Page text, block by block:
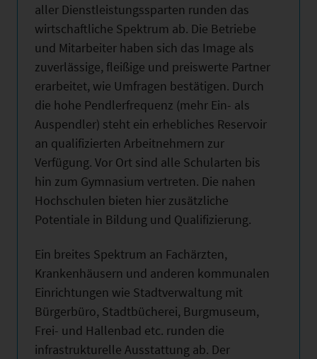
aller Dienstleistungssparten runden das
wirtschaftliche Spektrum ab. Die Betriebe
und Mitarbeiter haben sich das Image als
zuverlässige, fleißige und preiswerte Partner
erarbeitet, wie Umfragen bestätigen. Durch
die hohe Pendlerfrequenz (mehr Ein- als
Auspendler) steht ein erhebliches Reservoir
an qualifizierten Arbeitnehmern zur
Verfügung. Vor Ort sind alle Schularten bis
hin zum Gymnasium vertreten. Die nahen
Hochschulen bieten hier zusätzliche
Potentiale in Bildung und Qualifizierung.
Ein breites Spektrum an Fachärzten,
Krankenhäusern und anderen kommunalen
Einrichtungen wie Stadtverwaltung mit
Bürgerbüro, Stadtbücherei, Burgmuseum,
Frei- und Hallenbad etc. runden die
infrastrukturelle Ausstattung ab. Der